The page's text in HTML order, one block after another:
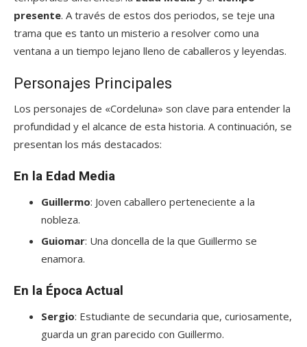
presente. A través de estos dos periodos, se teje una
trama que es tanto un misterio a resolver como una
ventana a un tiempo lejano lleno de caballeros y leyendas.
Personajes Principales
Los personajes de «Cordeluna» son clave para entender la
profundidad y el alcance de esta historia. A continuación, se
presentan los más destacados:
En la Edad Media
Guillermo: Joven caballero perteneciente a la
nobleza.
Guiomar: Una doncella de la que Guillermo se
enamora.
En la Época Actual
Sergio: Estudiante de secundaria que, curiosamente,
guarda un gran parecido con Guillermo.